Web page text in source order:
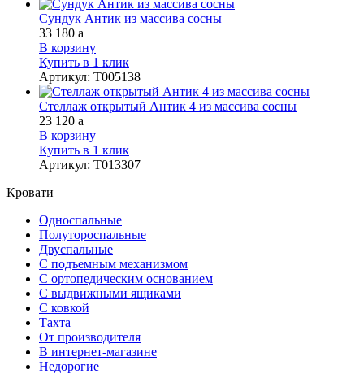
Сундук Антик из массива сосны
33 180 a
В корзину
Купить в 1 клик
Артикул: Т005138
Стеллаж открытый Антик 4 из массива сосны
23 120 a
В корзину
Купить в 1 клик
Артикул: Т013307
Кровати
Односпальные
Полутороспальные
Двуспальные
С подъемным механизмом
С ортопедическим основанием
С выдвижными ящиками
С ковкой
Тахта
От производителя
В интернет-магазине
Недорогие